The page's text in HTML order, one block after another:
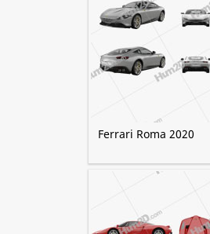
Ferrari Roma 2020